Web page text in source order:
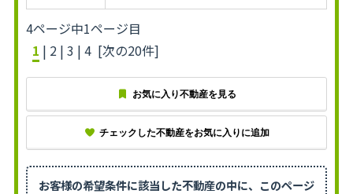
4ページ中1ページ目
1 | 2 | 3 | 4 [次の20件]
お気に入り不動産を見る
チェックした不動産をお気に入りに追加
お客様の希望条件に該当した不動産の中に、 このページ